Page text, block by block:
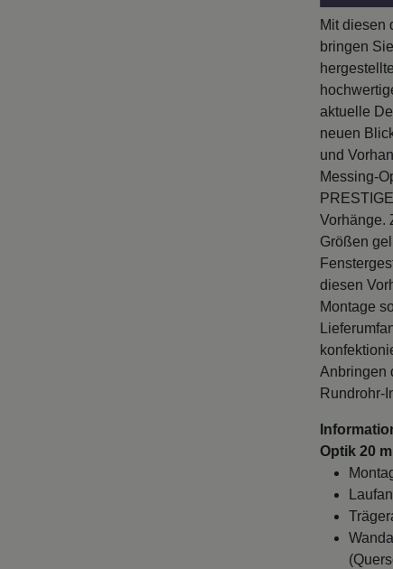
Mit diesen
bringen
aktuelle
neuen
und
Messing-
Vorhänge.
Größen
diesen
Montage
Anbringen
Rundrohr-
Optik 20